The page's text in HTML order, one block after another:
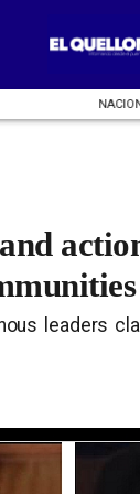
leaders